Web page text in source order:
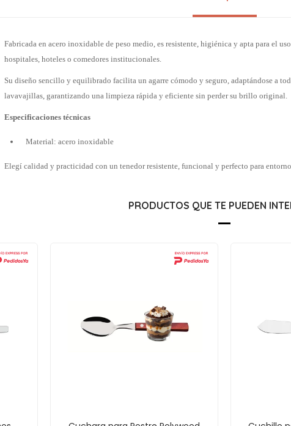
Fabricada en acero inoxidable de peso medio, es resistente, higiénica y apta para el
hospitales, hoteles o comedores institucionales.
Su diseño sencillo y equilibrado facilita un agarre cómodo y seguro, adaptándose a
lavavajillas, garantizando una limpieza rápida y eficiente sin perder su brillo original.
Especificaciones técnicas
Material: acero inoxidable
Elegí calidad y practicidad con un tenedor resistente, funcional y perfecto para
PRODUCTOS QUE TE PUEDEN